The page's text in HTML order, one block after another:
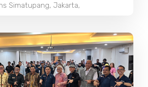
Simatupang, Jakarta,